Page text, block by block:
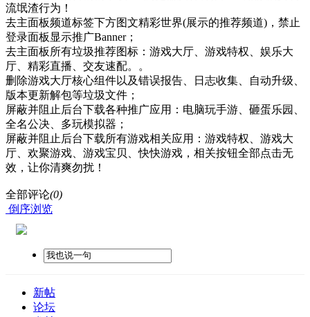
流氓渣行为！
去主面板频道标签下方图文精彩世界(展示的推荐频道)，禁止
登录面板显示推广Banner；
去主面板所有垃圾推荐图标：游戏大厅、游戏特权、娱乐大
厅、精彩直播、交友速配。。
删除游戏大厅核心组件以及错误报告、日志收集、自动升级、
版本更新解包等垃圾文件；
屏蔽并阻止后台下载各种推广应用：电脑玩手游、砸蛋乐园、
全名公决、多玩模拟器；
屏蔽并阻止后台下载所有游戏相关应用：游戏特权、游戏大
厅、欢聚游戏、游戏宝贝、快快游戏，相关按钮全部点击无
效，让你清爽勿扰！
全部评论(0)
倒序浏览
新帖
论坛